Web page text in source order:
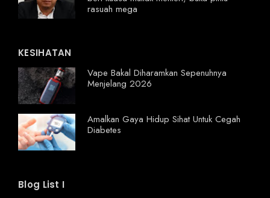
rasuah mega
KESIHATAN
Vape Bakal Diharamkan Sepenuhnya
Menjelang 2026
Amalkan Gaya Hidup Sihat Untuk Cegah
Diabetes
Blog List I